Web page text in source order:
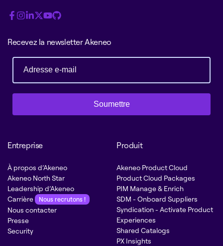
Recevez la newsletter Akeneo
Soumettre
Entreprise
À propos d’Akeneo
Akeneo North Star
Leadership d’Akeneo
Carrière
Nous recrutons !
Nous contacter
Presse
Security
Produit
Akeneo Product Cloud
Product Cloud Packages
PIM Manage & Enrich
SDM - Onboard Suppliers
Syndication - Activate Product
Experiences
Shared Catalogs
PX Insights